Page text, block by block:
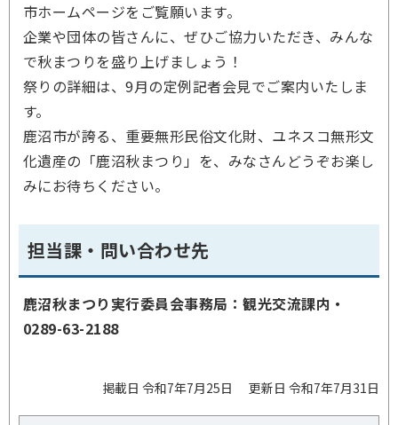
市ホームページをご覧願います。
企業や団体の皆さんに、ぜひご協力いただき、みんな
で秋まつりを盛り上げましょう！
祭りの詳細は、9月の定例記者会見でご案内いたしま
す。
鹿沼市が誇る、重要無形民俗文化財、ユネスコ無形文
化遺産の「鹿沼秋まつり」を、みなさんどうぞお楽し
みにお待ちください。
担当課・問い合わせ先
鹿沼秋まつり実行委員会事務局：観光交流課内・
0289-63-2188
掲載日 令和7年7月25日 更新日 令和7年7月31日